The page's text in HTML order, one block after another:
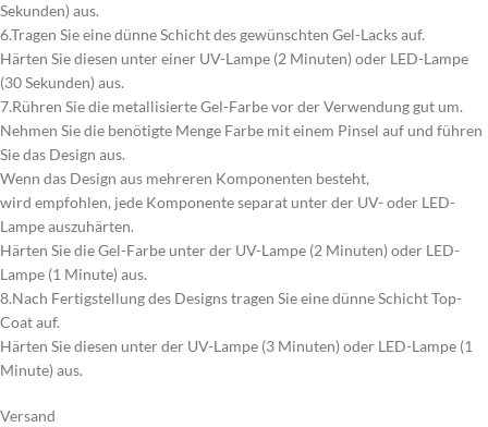
Sekunden) aus.
6.Tragen Sie eine dünne Schicht des gewünschten Gel-Lacks auf.
Härten Sie diesen unter einer UV-Lampe (2 Minuten) oder LED-Lampe
(30 Sekunden) aus.
7.Rühren Sie die metallisierte Gel-Farbe vor der Verwendung gut um.
Nehmen Sie die benötigte Menge Farbe mit einem Pinsel auf und führen
Sie das Design aus.
Wenn das Design aus mehreren Komponenten besteht,
wird empfohlen, jede Komponente separat unter der UV- oder LED-
Lampe auszuhärten.
Härten Sie die Gel-Farbe unter der UV-Lampe (2 Minuten) oder LED-
Lampe (1 Minute) aus.
8.Nach Fertigstellung des Designs tragen Sie eine dünne Schicht Top-
Coat auf.
Härten Sie diesen unter der UV-Lampe (3 Minuten) oder LED-Lampe (1
Minute) aus.
Versand